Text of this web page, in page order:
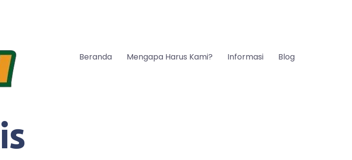
Beranda Mengapa Harus Kami? Informasi Blog